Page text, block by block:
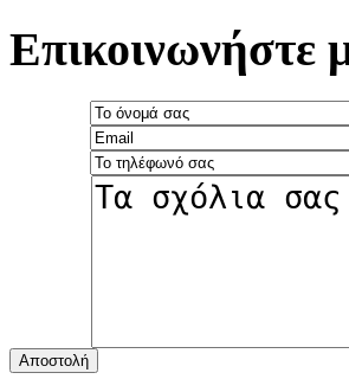
Επικοινωνήστε
Αποστολή